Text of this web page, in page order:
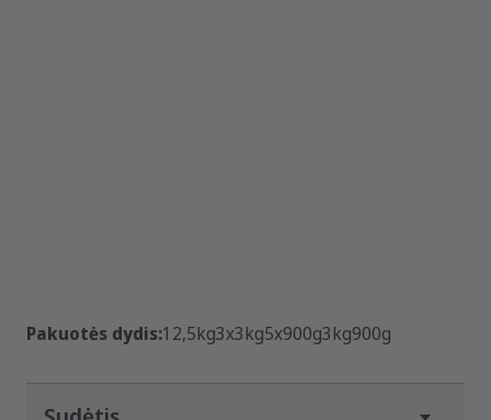
Pakuotės dydis:12,5kg3x3kg5x900g3kg900g